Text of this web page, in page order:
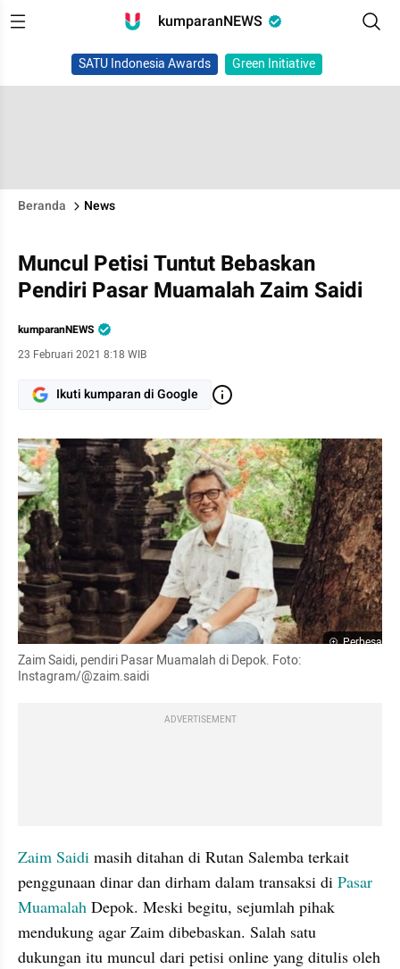
kumparanNEWS
SATU Indonesia Awards Green Initiative
Beranda News
Muncul Petisi Tuntut Bebaskan
Pendiri Pasar Muamalah Zaim Saidi
kumparanNEWS
23 Februari 2021 8:18 WIB
Ikuti kumparan di Google
Perbesar
Zaim Saidi, pendiri Pasar Muamalah di Depok. Foto:
Instagram/@zaim.saidi
ADVERTISEMENT
Zaim Saidi masih ditahan di Rutan Salemba terkait
penggunaan dinar dan dirham dalam transaksi di Pasar
Muamalah Depok. Meski begitu, sejumlah pihak
mendukung agar Zaim dibebaskan. Salah satu
dukungan itu muncul dari petisi online yang ditulis oleh